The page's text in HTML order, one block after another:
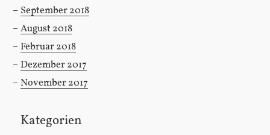
September 2018
August 2018
Februar 2018
Dezember 2017
November 2017
Kategorien